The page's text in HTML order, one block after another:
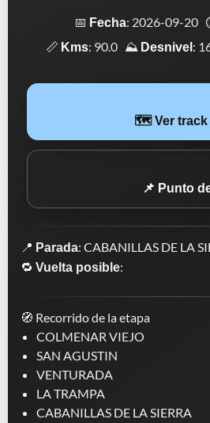
📅 Fecha: 2026-09-20
📏 Kms: 90.0 ⛰️ Desnivel :
🗺️ Ver track
📌 Punto
📍 Parada: CABANILLAS DE LA
🔁 Vuelta posible:
🧭 Recorrido de la etapa
COLMENAR VIEJO
SAN AGUSTIN
VENTURADA
LA TRAMPA
CABANILLAS DE LA SIERRA